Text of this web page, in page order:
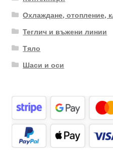
Охлаждане, отопление,
Теглич и въжени линии
Тяло
Шаси и оси